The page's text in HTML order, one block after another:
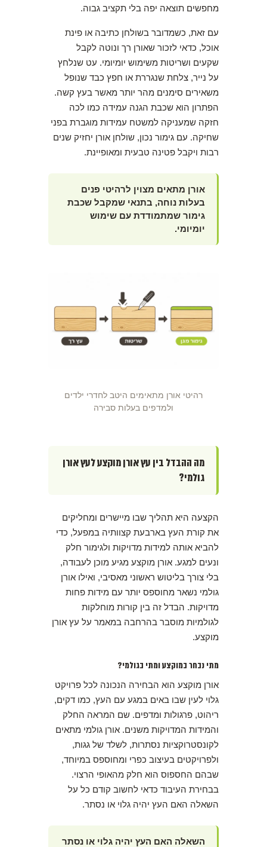
מחפשים תוצאה יפה בלי תקציב גבוה.
עם זאת, כשמדובר בשולחן כתיבה או פינת
אוכל, כדאי לזכור שאורן רך ונוטה לקבל
שקעים ושריטות משימוש יומיומי. עט שנלחץ
על נייר, צלחת שנגררת או חפץ כבד שנופל
משאירים סימנים מהר יותר מאשר בעץ קשה.
הפתרון הוא שכבת הגנה עמידה כמו לכה
חזקה שמעניקה למשטח עמידות מוגברת בפני
שחיקה. עם גימור נכון, שולחן אורן יחזיק שנים
רבות ויקבל פטינה טבעית ומאופיינת.
אורן מתאים מצוין לרהיטי פנים
בעלות נוחה, בתנאי שמקבל שכבת
גימור שמתמודדת עם שימוש
יומיומי.
רהיטי אורן מתאימים היטב לחדרי ילדים
ולמדפים בעלות סבירה
מה ההבדל בין עץ אורן מוקצע לעץ אורן
גולמי?
הקצעה היא תהליך שבו מיישרים ומחליקים
את קורת העץ בארבעת קצוותיה במפעל, כדי
להביא אותה למידות מדויקות ולגימור חלק
ונעים למגע. אורן מוקצע מגיע מוכן לעבודה,
בלי צורך בליטוש ראשוני מאסיבי, ואילו אורן
גולמי נשאר מחוספס יותר עם מידות פחות
מדויקות. הבדל זה בין קורות מוחלקות
לגולמיות מוסבר בהרחבה במאמר על עץ אורן
מוקצע.
מתי נבחר במוקצע ומתי בגולמי?
אורן מוקצע הוא הבחירה הנכונה לכל פרויקט
גלוי לעין שבו באים במגע עם העץ, כמו דקים,
ריהוט, פרגולות ומדפים. שם המראה החלק
והמידות המדויקות משנים. אורן גולמי מתאים
לקונסטרוקציות נסתרות, לשלד של גגות,
ולפרויקטים בעיצוב כפרי ומחוספס במיוחד,
שבהם החספוס הוא חלק מהאופי הרצוי.
בבחירת העיבוד כדאי לחשוב קודם כל על
השאלה האם העץ יהיה גלוי או נסתר.
השאלה האם העץ יהיה גלוי או נסתר